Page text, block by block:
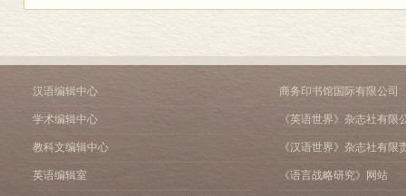
汉语编辑中心
学术编辑中心
教科文编辑中心
英语编辑室
商务印书馆国际有限公司
《英语世界》杂志社有限
《汉语世界》杂志社有限
《语言战略研究》网站